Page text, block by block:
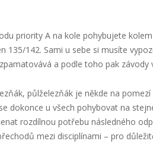
priority A na kole pohybujete
135/142. Sami u sebe si musíte
a podle toho pak
půlželezňák je někde na
dokonce u všech pohybovat na
rozdílnou potřebu následného
mezi disciplínami – pro